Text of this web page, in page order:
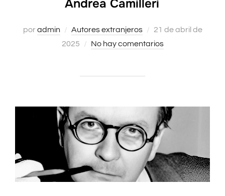
Andrea Camilleri
poradmin Autores extranjeros
Publicado
el
21 de abril de
2025
No hay comentarios